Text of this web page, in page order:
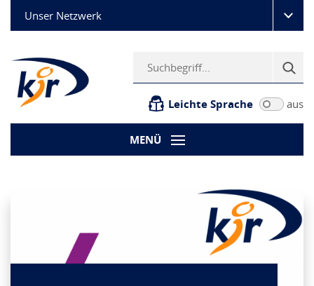
Unser Netzwerk
Leichte Sprache aus
MENÜ